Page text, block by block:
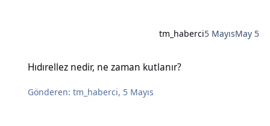
tm_haberci5 MayısMay 5
Hıdırellez nedir, ne zaman kutlanır?
Gönderen:tm_haberci, 5 Mayıs